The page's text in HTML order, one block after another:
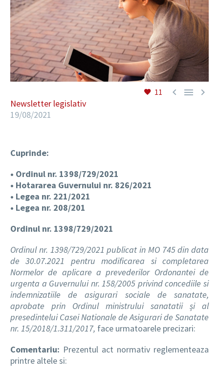
11   
Newsletter legislativ
19/08/2021
Cuprinde:
• Ordinul nr. 1398/729/2021
• Hotararea Guvernului nr. 826/2021
• Legea nr. 221/2021
• Legea nr. 208/201
Ordinul nr. 1398/729/2021
Ordinul nr. 1398/729/2021 publicat in MO 745 din data
de 30.07.2021 pentru modificarea si completarea
Normelor de aplicare a prevederilor Ordonantei de
urgenta a Guvernului nr. 158/2005 privind concediile si
indemnizatiile de asigurari sociale de sanatate,
aprobate prin Ordinul ministrului sanatatii și al
presedintelui Casei Nationale de Asigurari de Sanatate
nr. 15/2018/1.311/2017, face urmatoarele precizari:
Comentariu: Prezentul act normativ reglementeaza
printre altele si: